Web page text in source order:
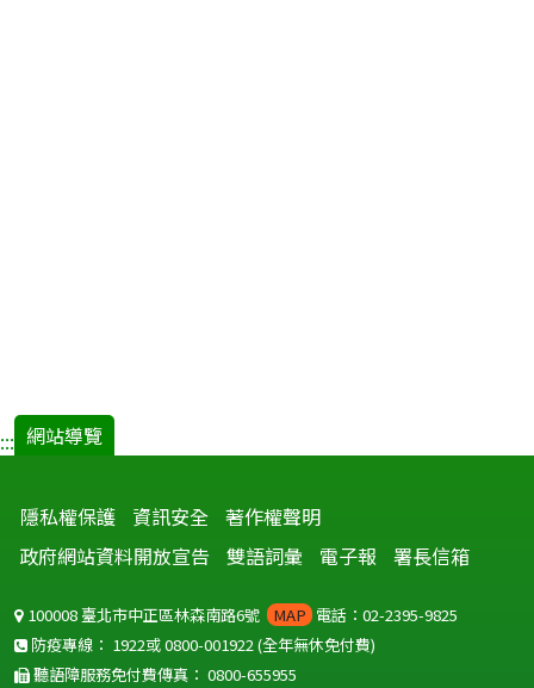
::: 網站導覽
隱私權保護 資訊安全 著作權聲明
政府網站資料開放宣告
雙語詞彙 電子報 署長信箱
100008 臺北市中正區林森南路6號 MAP 電話：02-2395-9825
防疫專線： 1922或0800-001922(全年無休免付費)
聽語障服務免付費傳真： 0800-655955